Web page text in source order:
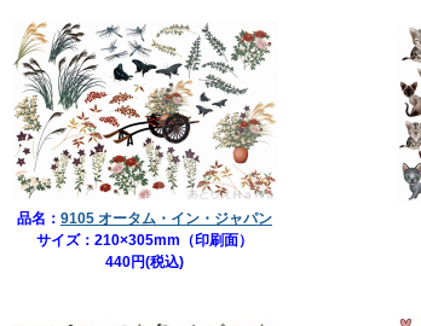
品名： 9105 オータム・イン・ジャパン
サイズ：210×305mm（印刷面）
440円(税込)